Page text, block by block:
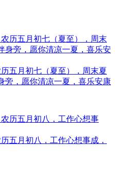
五月初七（夏至），周末夏
旁，愿你清凉一夏，喜乐安康
五月初八，工作心想事成，